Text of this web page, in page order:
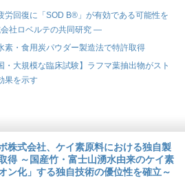
労回復に「SOD B®」が有効である可能性を
社ロベルテの共同研究 ―
素・食用炭パウダー製造法で特許取得
・大規模な臨床試験】ラフマ葉抽出物がスト
果を示す
株式会社、ケイ素原料における独自製
得 ～国産竹・富士山湧水由来のケイ素
ン化」する独自技術の優位性を確立～